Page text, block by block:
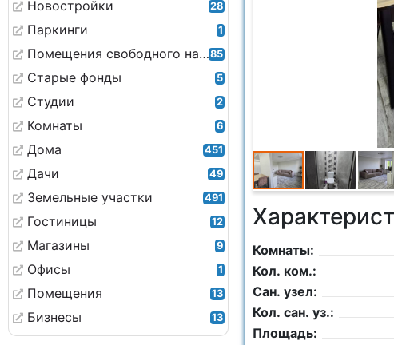
Новостройки 28
Паркинги 1
Помещения свободного назначения85
Старые фонды 5
Студии 2
Комнаты 6
Дома 451
Дачи 49
Земельные участки 491
Гостиницы 12
Магазины 9
Офисы 1
Помещения 13
Бизнесы 13
Комнаты:
Кол. ком.:
Сан. узел:
Кол. сан. уз.:
Площадь: